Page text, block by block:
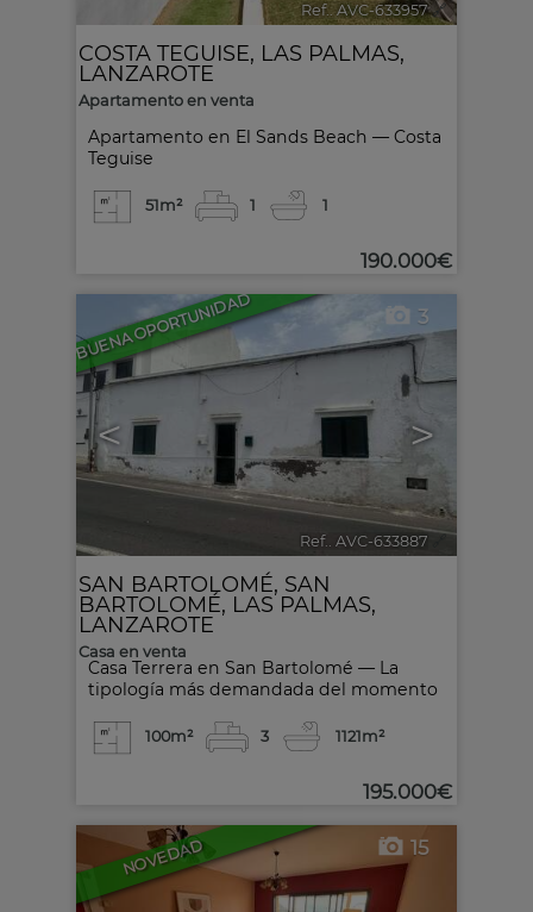
Ref.. AVC-633957 🔗
Apartamento en El Sands Beach — Costa
Teguise
COSTA TEGUISE, LAS PALMAS,
LANZAROTE
Apartamento en venta
51m² 1 1
190.000€
BUENA OPORTUNIDAD
< >
3
Ref.. AVC-633887
Casa Terrera en San Bartolomé — La
tipología más demandada del momento
SAN BARTOLOMÉ, SAN
BARTOLOMÉ, LAS PALMAS,
LANZAROTE
Casa en venta
100m² 3 1121m²
195.000€
NOVEDAD 15